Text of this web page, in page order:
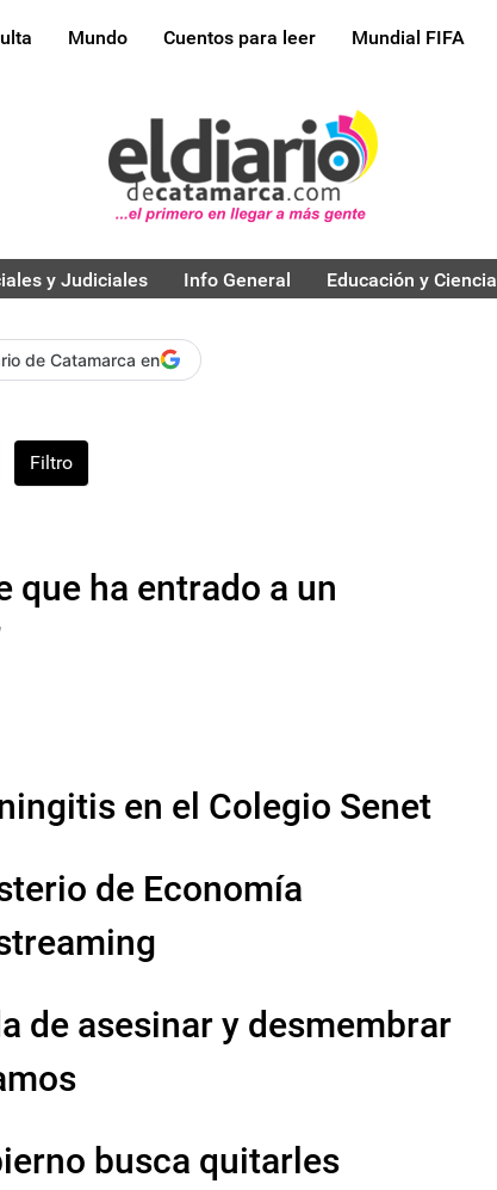
Mundo Cuentos para leer Mundial FIFA
y Judiciales Info General Educación y Ciencia
de Catamarca en
Filtro
que ha entrado a un
en el Colegio Senet
de Economía
de asesinar y desmembrar
busca quitarles